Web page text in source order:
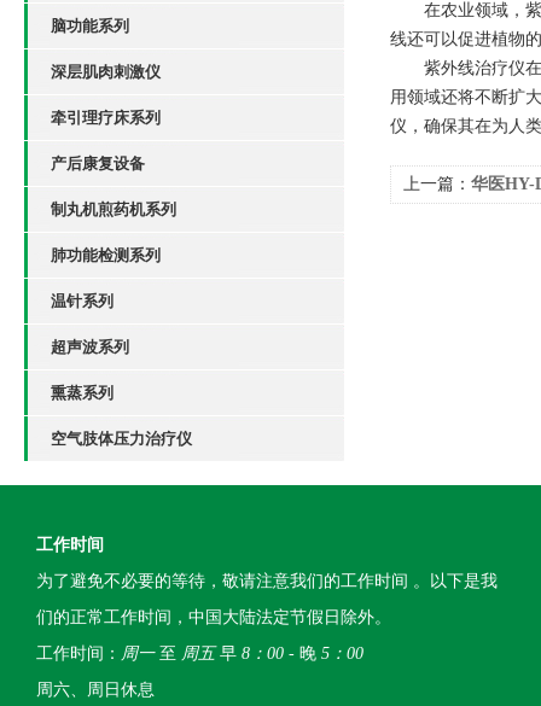
脑功能系列
深层肌肉刺激仪
牵引理疗床系列
产后康复设备
制丸机煎药机系列
肺功能检测系列
温针系列
超声波系列
熏蒸系列
空气肢体压力治疗仪
在农业领域，紫
线还可以促进植物
紫外线治疗仪在
用领域还将不断扩
仪，确保其在为人
上一篇： 华医HY-
工作时间
为了避免不必要的等待，敬请注意我们的工作时间 。以下是我
们的正常工作时间，中国大陆法定节假日除外。
工作时间： 周一至 周五早 8：00 - 晚 5：00
周六、周日休息